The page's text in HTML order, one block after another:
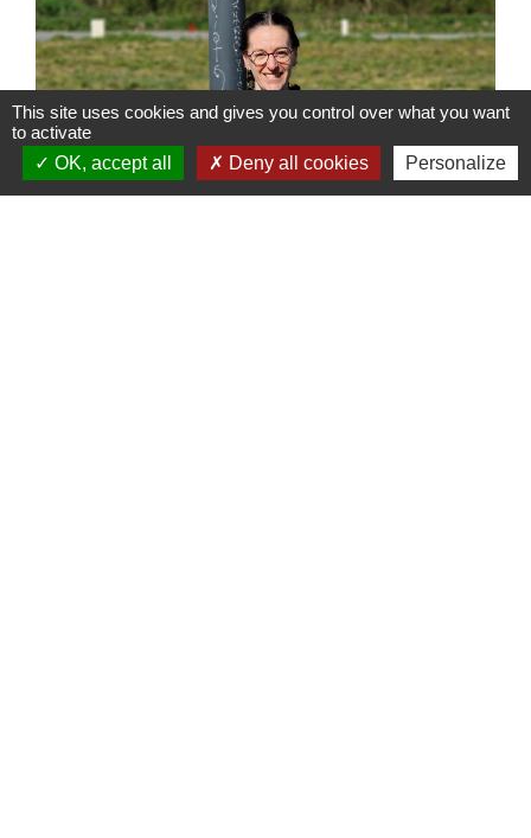
This site uses cookies and gives you control over what you want
to activate
OK, accept all
Deny all cookies Personalize